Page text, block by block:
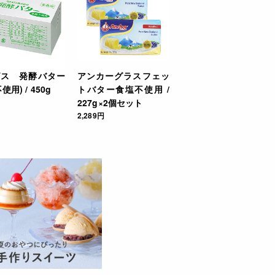
ス 発酵バター
用) / 450g
アンカーグラスフェッ
トバター食塩不使用 /
227g×2個セット
2,289円